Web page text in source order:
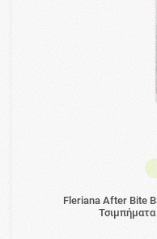
Fleriana After Bite